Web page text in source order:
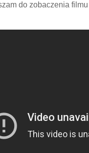
do zobaczenia